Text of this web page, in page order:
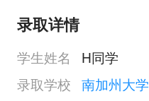
录取详情
学生姓名
H同学
录取学校 南加州大学